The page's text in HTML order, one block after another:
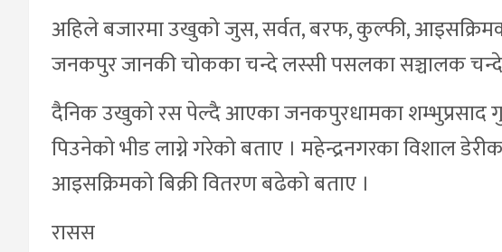
अहिले बजारमा उखुको जुस, सर्वत, बरफ, कुल्फी,
जनकपुर जानकी चोकका चन्दे लस्सी पसलका सञ्चालक
दैनिक उखुको रस पेल्दै आएका जनकपुरधामका शम्भुप्रसाद
पिउनेको भीड लाग्ने गरेको बताए । महेन्द्रनगरका विशाल
आइसक्रिमको बिक्री वितरण बढेको बताए ।
रासस